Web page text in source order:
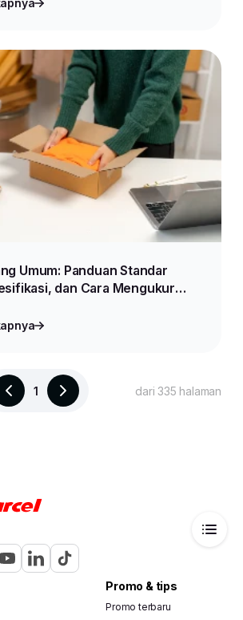
Umum: Panduan Standar
dan Cara Mengukur
Jualan Online
1 dari 335 halaman
Promo & tips
Promo terbaru